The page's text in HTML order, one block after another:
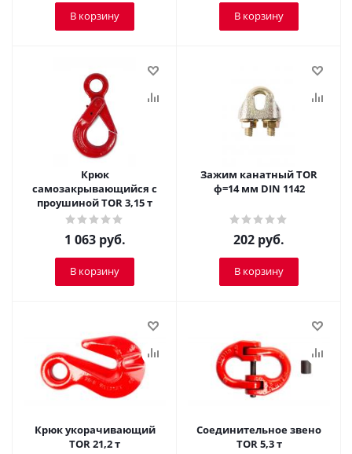
В корзину В корзину
Крюк
самозакрывающийся с
проушиной TOR 3,15 т
1 063руб.
В корзину
Зажим канатный TOR
ф=14 мм DIN 1142
202 руб.
В корзину
Крюк укорачивающий
TOR 21,2 т
Соединительное звено
TOR 5,3 т